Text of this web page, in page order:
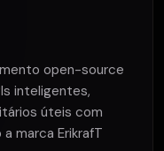
open-source
inteligentes,
úteis com
marca ErikrafT